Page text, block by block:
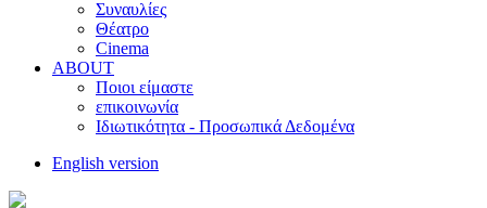
Συναυλίες
Θέατρο
Cinema
ABOUT
Ποιοι είμαστε
επικοινωνία
Ιδιωτικότητα - Προσωπικά Δεδομένα
English version